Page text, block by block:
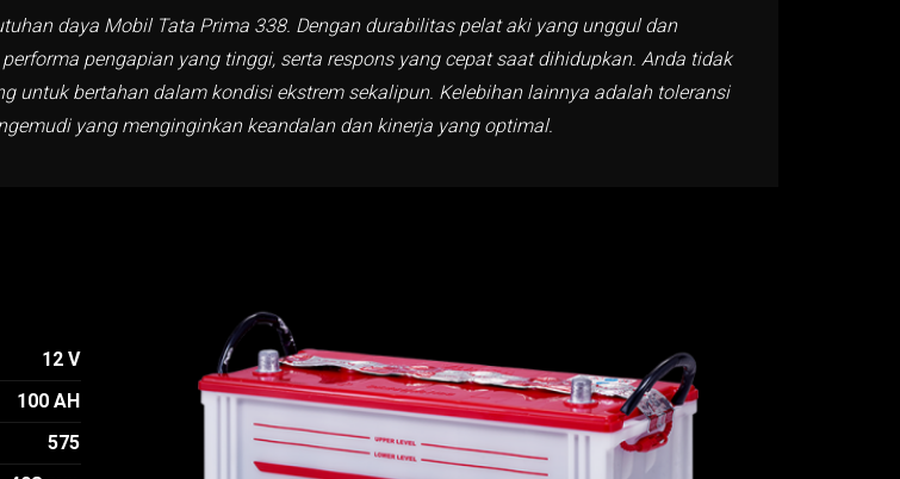
daya Mobil Tata Prima 338. Dengan durabilitas pelat aki yang unggul dan
pengapian yang tinggi, serta respons yang cepat saat dihidupkan. Anda tidak
untuk bertahan dalam kondisi ekstrem sekalipun. Kelebihan lainnya adalah toleransi
yang menginginkan keandalan dan kinerja yang optimal.
12 V
100 AH
575